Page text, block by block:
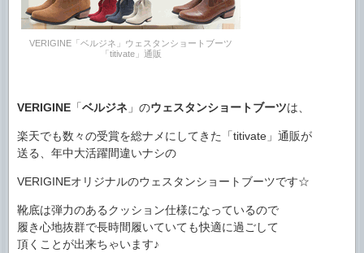
VERIGINE「ベルジネ」ウェスタンショートブーツ
「titivate」通販
VERIGINE 「ベルジネ 」のウェスタンショートブーツは、
楽天でも数々の受賞を総ナメにしてきた「titivate」通販が
送る、年中大活躍間違いナシの
VERIGINEオリジナルのウェスタンショートブーツです☆
靴底は弾力のあるクッション仕様になっているので
履き心地抜群で長時間履いていても快適に過ごして
頂くことが出来ちゃいます♪